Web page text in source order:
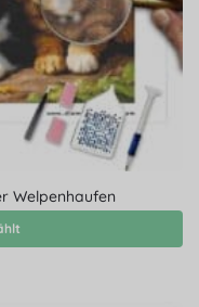
Welpenhaufen